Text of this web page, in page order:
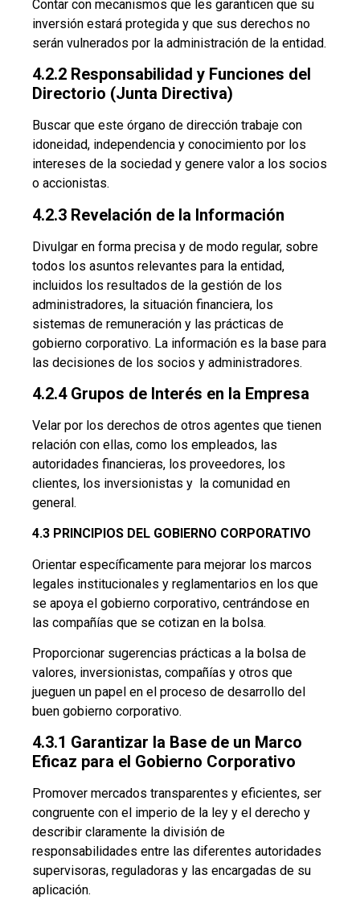
Contar con mecanismos que les garanticen que su
inversión estará protegida y que sus derechos no
serán vulnerados por la administración de la entidad.
4.2.2 Responsabilidad y Funciones del
Directorio (Junta Directiva)
Buscar que este órgano de dirección trabaje con
idoneidad, independencia y conocimiento por los
intereses de la sociedad y genere valor a los socios
o accionistas.
4.2.3 Revelación de la Información
Divulgar en forma precisa y de modo regular, sobre
todos los asuntos relevantes para la entidad,
incluidos los resultados de la gestión de los
administradores, la situación financiera, los
sistemas de remuneración y las prácticas de
gobierno corporativo. La información es la base para
las decisiones de los socios y administradores.
4.2.4 Grupos de Interés en la Empresa
Velar por los derechos de otros agentes que tienen
relación con ellas, como los empleados, las
autoridades financieras, los proveedores, los
clientes, los inversionistas y la comunidad en
general.
4.3 PRINCIPIOS DEL GOBIERNO CORPORATIVO
Orientar específicamente para mejorar los marcos
legales institucionales y reglamentarios en los que
se apoya el gobierno corporativo, centrándose en
las compañías que se cotizan en la bolsa.
Proporcionar sugerencias prácticas a la bolsa de
valores, inversionistas, compañías y otros que
jueguen un papel en el proceso de desarrollo del
buen gobierno corporativo.
4.3.1 Garantizar la Base de un Marco
Eficaz para el Gobierno Corporativo
Promover mercados transparentes y eficientes, ser
congruente con el imperio de la ley y el derecho y
describir claramente la división de
responsabilidades entre las diferentes autoridades
supervisoras, reguladoras y las encargadas de su
aplicación.